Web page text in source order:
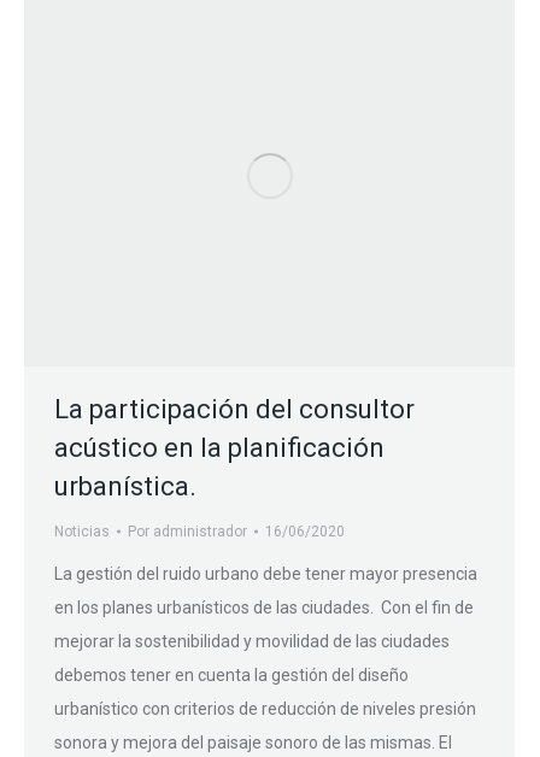
La participación del consultor
acústico en la planificación
urbanística.
Noticias Por administrador 16/06/2020
La gestión del ruido urbano debe tener mayor presencia
en los planes urbanísticos de las ciudades. Con el fin de
mejorar la sostenibilidad y movilidad de las ciudades
debemos tener en cuenta la gestión del diseño
urbanístico con criterios de reducción de niveles presión
sonora y mejora del paisaje sonoro de las mismas. El